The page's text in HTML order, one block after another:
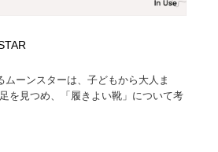
ムーンスターは、子どもから大人ま
を見つめ、「履きよい靴」について考